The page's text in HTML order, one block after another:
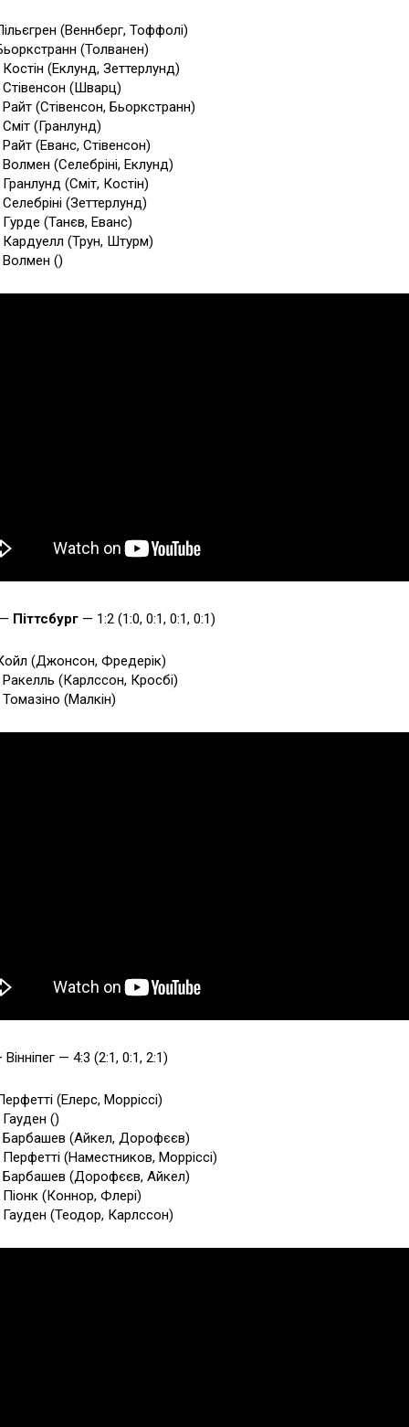
(Веннберг, Тоффолі)
(Толванен)
(Еклунд, Зеттерлунд)
(Шварц)
(Стівенсон, Бьоркстранн)
(Гранлунд)
(Еванс, Стівенсон)
(Селебріні, Еклунд)
(Сміт, Костін)
(Зеттерлунд)
(Танєв, Еванс)
(Трун, Штурм)
()
Піттсбург — 1:2 (1:0, 0:1, 0:1, 0:1)
(Джонсон, Фредерік)
(Карлссон, Кросбі)
(Малкін)
— 4:3 (2:1, 0:1, 2:1)
(Елерс, Морріссі)
()
(Айкел, Дорофєєв)
(Наместников, Морріссі)
(Дорофєєв, Айкел)
(Коннор, Флері)
(Теодор, Карлссон)